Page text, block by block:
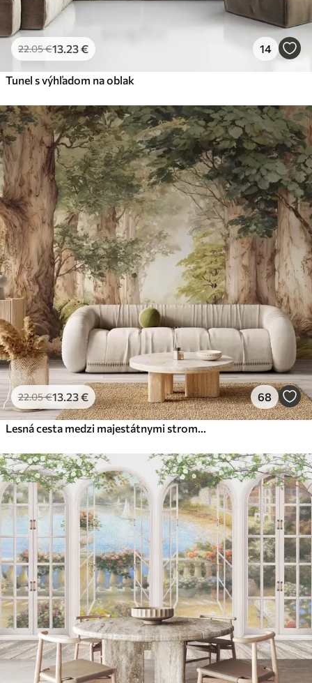
22.05€13 .23€ 14
Tunel s výhľadom na oblak
22.05€13 .23€ 68